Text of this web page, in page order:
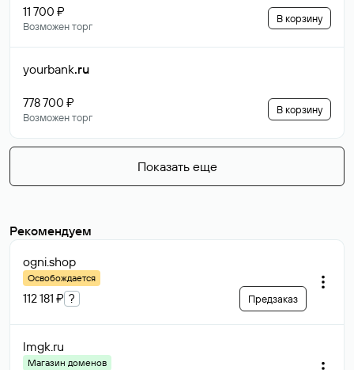
11 700 ₽
Возможен торг
В корзину
yourbank.ru
778 700 ₽
Возможен торг
В корзину
Показать еще
Рекомендуем
ogni.shop
Освобождается
112 181 ₽ ? Предзаказ
lmgk.ru
Магазин доменов